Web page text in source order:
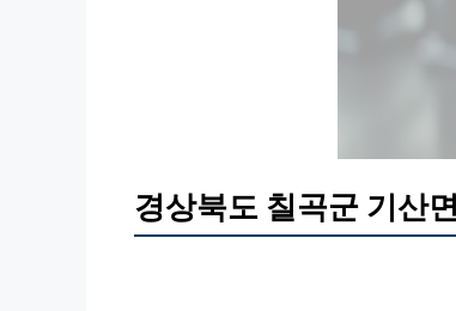
경상북도 칠곡군 기산